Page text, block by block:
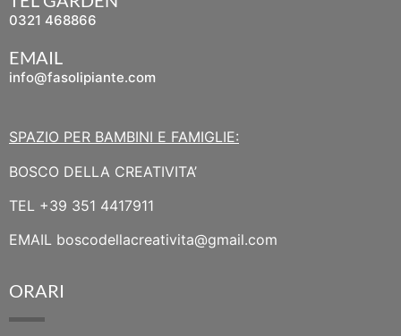
0321 468866
EMAIL
info@fasolipiante.com
SPAZIO PER BAMBINI E FAMIGLIE:
BOSCO DELLA CREATIVITA’
TEL +39 351 4417911
EMAIL boscodellacreativita@gmail.com
ORARI